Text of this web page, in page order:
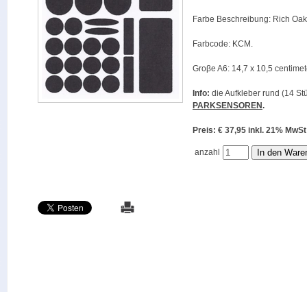
Farbe Beschreibung: Rich
Farbcode: KCM.
Groβe A6: 14,7 x 10,5
Info: die Aufkleber rund (14
PARKSENSOREN.
Preis: € 37,95 inkl. 21%
anzahl